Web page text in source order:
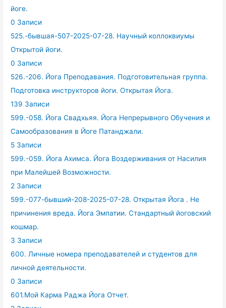
йоге.
0 Записи
525.-бывшая-507-2025-07-28. Научный коллоквиумы
Открытой йоги.
0 Записи
526.-206. Йога Преподавания. Подготовительная группа.
Подготовка инструкторов йоги. Открытая Йога.
139 Записи
599.-058. Йога Свадхьяя. Йога Непрерывного Обучения и
Самообразования в Йоге Патанджали.
5 Записи
599.-059. Йога Ахимса. Йога Воздерживания от Насилия
при Малейшей Возможности.
2 Записи
599.-077-бывший-208-2025-07-28. Открытая Йога . Не
причинения вреда. Йога Эмпатии. Стандартный йоговский
кошмар.
3 Записи
600. Личные номера преподавателей и студентов для
личной деятельности.
0 Записи
601.Мой Карма Раджа Йога Отчет.